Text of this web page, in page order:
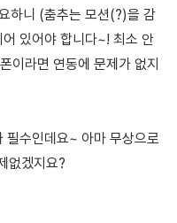
하니 (춤추는 모션(?)을 감
있어야 합니다~! 최소 안
이라면 연동에 문제가 없지
필수인데요~ 아마 무상으로
없겠지요?